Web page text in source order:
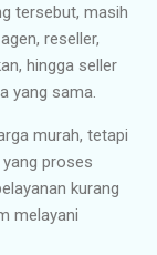
tersebut, masih
reseller,
hingga seller
yang sama.
murah, tetapi
proses
kurang
melayani